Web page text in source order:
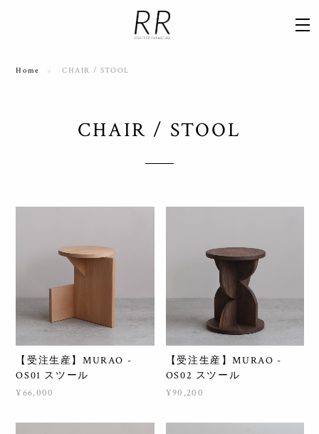
Home CHAIR / STOOL
CHAIR / STOOL
【受注生産】MURAO -
OS01 スツール
¥66,000
【受注生産】MURAO -
OS02 スツール
¥90,200